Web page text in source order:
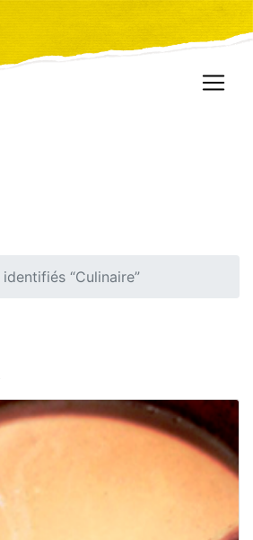
“Culinaire”